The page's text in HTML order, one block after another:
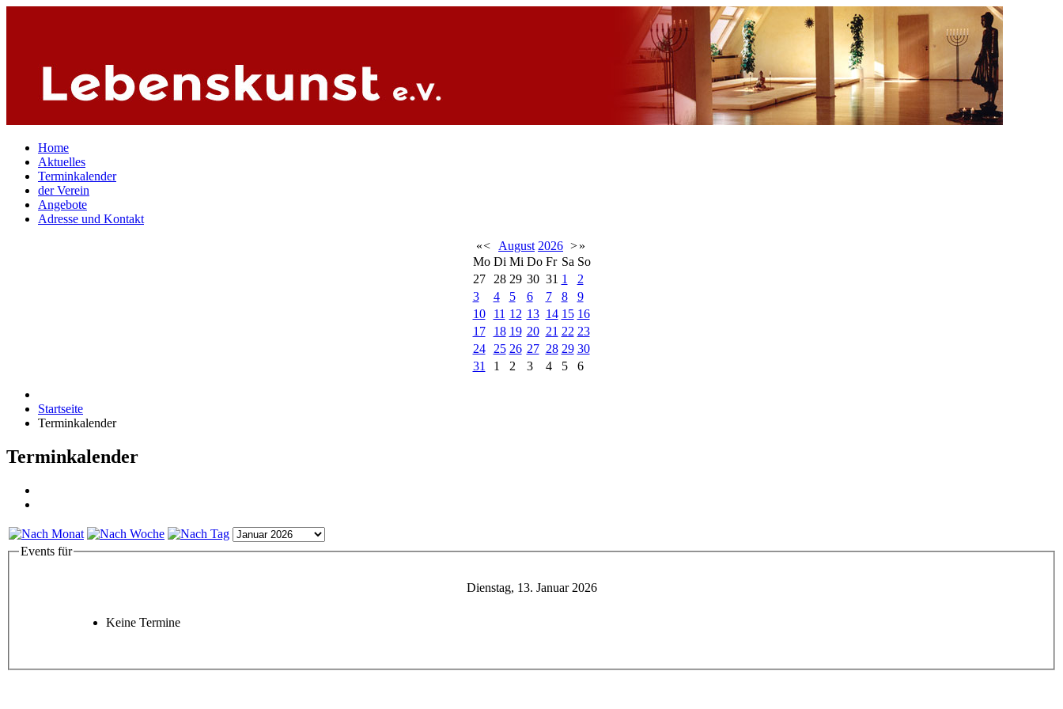
Home
Aktuelles
Terminkalender
der Verein
Angebote
Adresse und Kontakt
«< August 2026 >»
Mo Di Mi Do Fr Sa So
27
28 29 30 31 1
2
3
4 5 6 7 8
9
10
11 12 13 14 15 16
17
18 19 20 21 22 23
24
25 26 27 28 29 30
31
1 2 3 4 5 6
Startseite
Terminkalender
Terminkalender
Events für
Dienstag, 13. Januar 2026
Keine Termine